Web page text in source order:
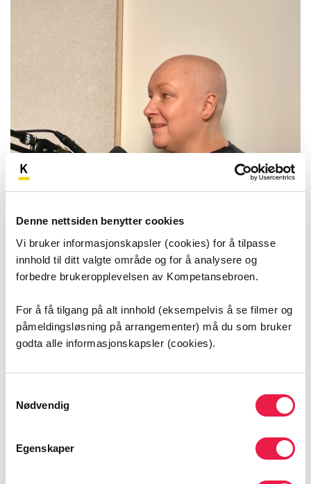
Denne nettsiden benytter cookies
Vi bruker informasjonskapsler (cookies) for å tilpasse
innhold til ditt valgte område og for å analysere og
forbedre brukeropplevelsen av Kompetansebroen.
For å få tilgang på alt innhold (eksempelvis å se filmer og
påmeldingsløsning på arrangementer) må du som bruker
godta alle informasjonskapsler (cookies).
Nødvendig
Egenskaper
Se full transkribering av podkasten her (pdf)